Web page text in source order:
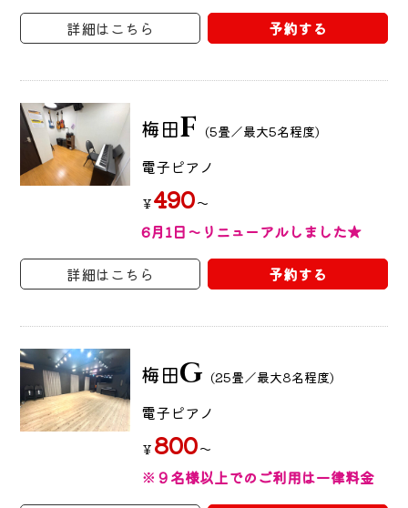
詳細はこちら 予約する
梅田F (5畳／最大5名程度)
電子ピアノ
￥490～
6月1日～リニューアルしました★
詳細はこちら
予約する
梅田G (25畳／最大8名程度)
電子ピアノ
￥ 800～
※９名様以上でのご利用は一律料金